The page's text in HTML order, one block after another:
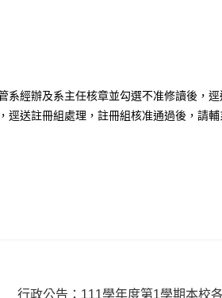
經辦及系主任核章並勾選不准修讀後，逕
送註冊組處理，註冊組核准通過後，請
行政公告：111學年度第1學期本校